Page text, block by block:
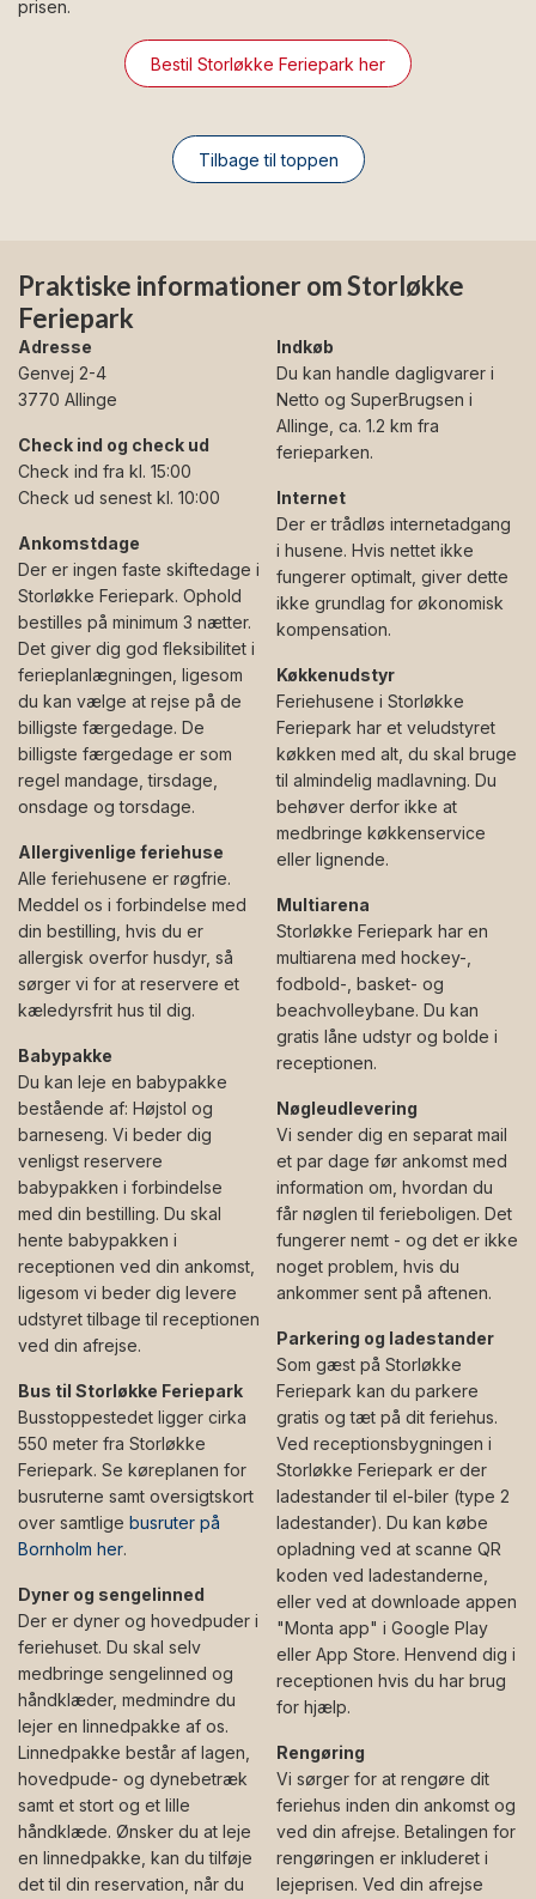
prisen.
Bestil Storløkke Feriepark her
Tilbage til toppen
Praktiske informationer om Storløkke
Feriepark
Adresse
Genvej 2-4
3770 Allinge
Check ind og check ud
Check ind fra kl. 15:00
Check ud senest kl. 10:00
Ankomstdage
Der er ingen faste skiftedage i
Storløkke Feriepark. Ophold
bestilles på minimum 3 nætter.
Det giver dig god fleksibilitet i
ferieplanlægningen, ligesom
du kan vælge at rejse på de
billigste færgedage. De
billigste færgedage er som
regel mandage, tirsdage,
onsdage og torsdage.
Allergivenlige feriehuse
Alle feriehusene er røgfrie.
Meddel os i forbindelse med
din bestilling, hvis du er
allergisk overfor husdyr, så
sørger vi for at reservere et
kæledyrsfrit hus til dig.
Babypakke
Du kan leje en babypakke
bestående af: Højstol og
barneseng. Vi beder dig
venligst reservere
babypakken i forbindelse
med din bestilling. Du skal
hente babypakken i
receptionen ved din ankomst,
ligesom vi beder dig levere
udstyret tilbage til receptionen
ved din afrejse.
Bus til Storløkke Feriepark
Busstoppestedet ligger cirka
550 meter fra Storløkke
Feriepark. Se køreplanen for
busruterne samt oversigtskort
over samtlige busruter på
Bornholm her.
Dyner og sengelinned
Der er dyner og hovedpuder i
feriehuset. Du skal selv
medbringe sengelinned og
håndklæder, medmindre du
lejer en linnedpakke af os.
Linnedpakke består af lagen,
hovedpude- og dynebetræk
samt et stort og et lille
håndklæde. Ønsker du at leje
en linnedpakke, kan du tilføje
det til din reservation, når du
Indkøb
Du kan handle dagligvarer i
Netto og SuperBrugsen i
Allinge, ca. 1.2 km fra
ferieparken.
Internet
Der er trådløs internetadgang
i husene. Hvis nettet ikke
fungerer optimalt, giver dette
ikke grundlag for økonomisk
kompensation.
Køkkenudstyr
Feriehusene i Storløkke
Feriepark har et veludstyret
køkken med alt, du skal bruge
til almindelig madlavning. Du
behøver derfor ikke at
medbringe køkkenservice
eller lignende.
Multiarena
Storløkke Feriepark har en
multiarena med hockey-,
fodbold-, basket- og
beachvolleybane. Du kan
gratis låne udstyr og bolde i
receptionen.
Nøgleudlevering
Vi sender dig en separat mail
et par dage før ankomst med
information om, hvordan du
får nøglen til ferieboligen. Det
fungerer nemt - og det er ikke
noget problem, hvis du
ankommer sent på aftenen.
Parkering og ladestander
Som gæst på Storløkke
Feriepark kan du parkere
gratis og tæt på dit feriehus.
Ved receptionsbygningen i
Storløkke Feriepark er der
ladestander til el-biler (type 2
ladestander). Du kan købe
opladning ved at scanne QR
koden ved ladestanderne,
eller ved at downloade appen
"Monta app" i Google Play
eller App Store. Henvend dig i
receptionen hvis du har brug
for hjælp.
Rengøring
Vi sørger for at rengøre dit
feriehus inden din ankomst og
ved din afrejse. Betalingen for
rengøringen er inkluderet i
lejeprisen. Ved din afrejse